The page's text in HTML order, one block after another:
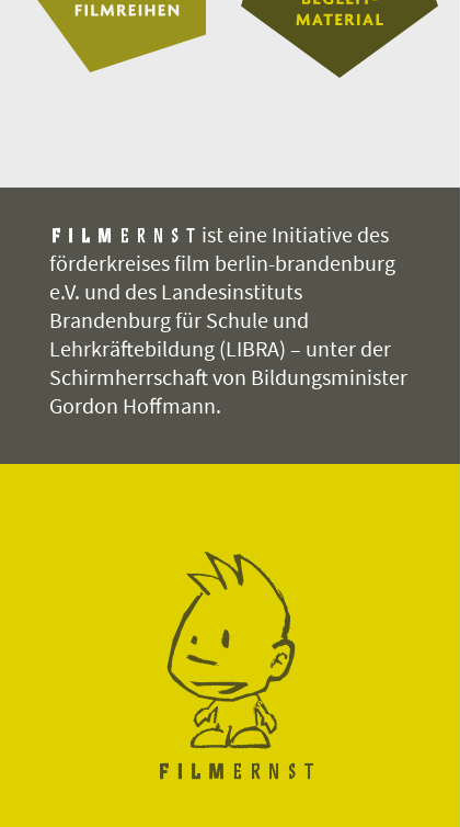
ist eine Initiative des
förderkreises film berlin-brandenburg
e.V. und des Landesinstituts
Brandenburg für Schule und
Lehrkräftebildung (LIBRA) – unter der
Schirmherrschaft von Bildungsminister
Gordon Hoffmann.